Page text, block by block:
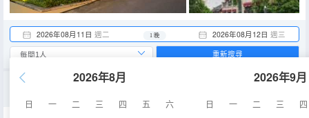
2026年08月11日 週二 2026年08月12日 週三
1 晚
2026年8月
日 一 二 三 四 五
六
2026年9月
日 一 二 三
四
重新搜尋